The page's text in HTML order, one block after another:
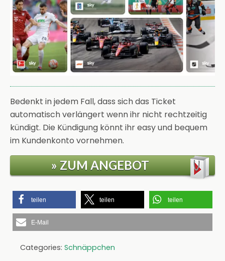
Bedenkt in jedem Fall, dass sich das Ticket
automatisch verlängert wenn ihr nicht rechtzeitig
kündigt. Die Kündigung könnt ihr easy und bequem
im Kundenkonto vornehmen.
» ZUM ANGEBOT
teilen teilen teilen
E-Mail
Categories: Schnäppchen